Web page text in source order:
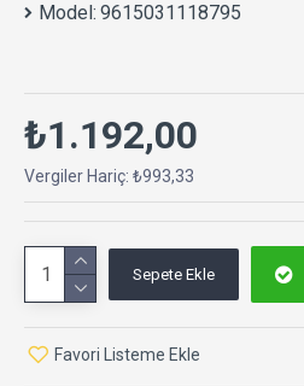
Model: 9615031118795
₺1.192,00
Vergiler Hariç: ₺993,33
Sepete Ekle
Favori Listeme Ekle